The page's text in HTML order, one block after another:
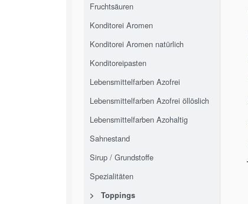
Fruchtsäuren
Konditorei Aromen
Konditorei Aromen natürlich
Konditoreipasten
Lebensmittelfarben Azofrei
Lebensmittelfarben Azofrei öllöslich
Lebensmittelfarben Azohaltig
Sahnestand
Sirup / Grundstoffe
Spezialitäten
> Toppings